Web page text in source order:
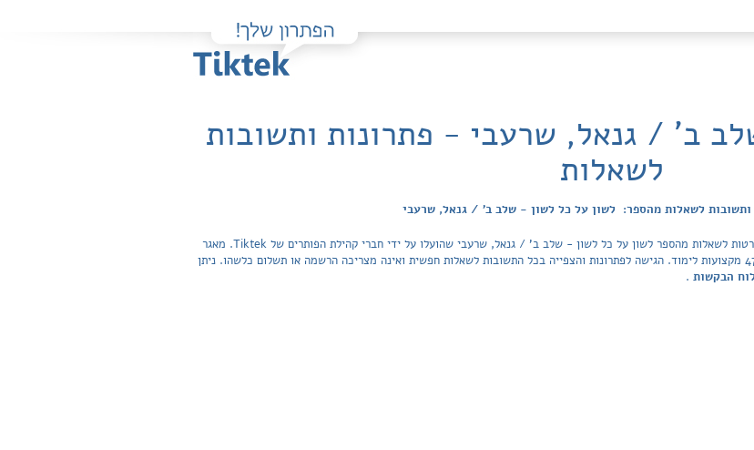
ב' / גנאל, שרעבי - פתרונות ותשובות
לשאלות
ותשובות לשאלות מהספר: לשון על כל לשון - שלב ב' / גנאל, שרעבי
פה תוכלו למצוא בקלות ובחינם פתרונות מלאים ותשובות מפורטות לשאלות מהספר לשון על כל לשון - שלב ב' / גנאל, שרעבי שהועלו על ידי חברי קהילת הפותרים של Tiktek. מאגר
הפתרונות מכסה את כל ספרי הלימוד ובתי הספר בישראל ב-47 מקצועות לימוד. הגישה לפתרונות והצפייה בכל התשובות לשאלות חפשית ואינה מצריכה הרשמה או תשלום כלשהו. ניתן
הבקשות .